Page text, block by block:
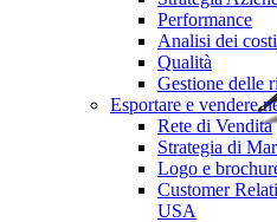
Performance
Analisi dei costi
Qualità
Gestione delle
Esportare e vendere
Rete di Vendita
Strategia di
Logo e
Customer
USA